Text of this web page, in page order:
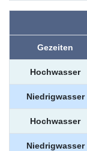
Gezeiten
Hochwasser
Niedrigwasser
Hochwasser
Niedrigwasser